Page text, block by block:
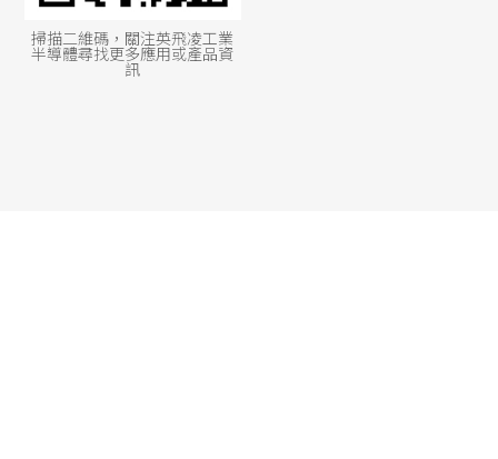
掃描二維碼，關注英飛凌工業
半導體尋找更多應用或產品資
訊